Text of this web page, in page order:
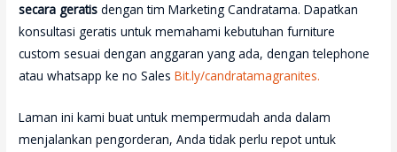
secara geratis dengan tim Marketing Candratama. Dapatkan
konsultasi geratis untuk memahami kebutuhan furniture
custom sesuai dengan anggaran yang ada, dengan telephone
atau whatsapp ke no SalesBit.ly/candratamagranites.
Laman ini kami buat untuk mempermudah anda dalam
menjalankan pengorderan, Anda tidak perlu repot untuk